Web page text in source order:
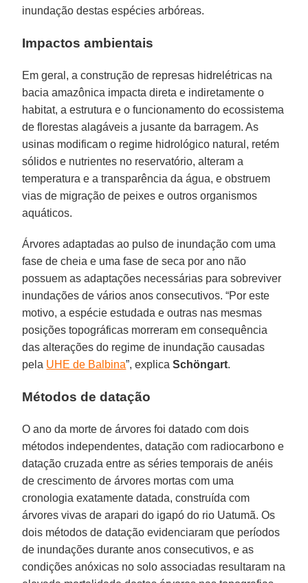
inundação destas espécies arbóreas.
Impactos ambientais
Em geral, a construção de represas hidrelétricas na
bacia amazônica impacta direta e indiretamente o
habitat, a estrutura e o funcionamento do ecossistema
de florestas alagáveis a jusante da barragem. As
usinas modificam o regime hidrológico natural, retém
sólidos e nutrientes no reservatório, alteram a
temperatura e a transparência da água, e obstruem
vias de migração de peixes e outros organismos
aquáticos.
Árvores adaptadas ao pulso de inundação com uma
fase de cheia e uma fase de seca por ano não
possuem as adaptações necessárias para sobreviver
inundações de vários anos consecutivos. “Por este
motivo, a espécie estudada e outras nas mesmas
posições topográficas morreram em consequência
das alterações do regime de inundação causadas
pela UHE de Balbina”, explicaSchöngart.
Métodos de datação
O ano da morte de árvores foi datado com dois
métodos independentes, datação com radiocarbono e
datação cruzada entre as séries temporais de anéis
de crescimento de árvores mortas com uma
cronologia exatamente datada, construída com
árvores vivas de arapari do igapó do rio Uatumã. Os
dois métodos de datação evidenciaram que períodos
de inundações durante anos consecutivos, e as
condições anóxicas no solo associadas resultaram na